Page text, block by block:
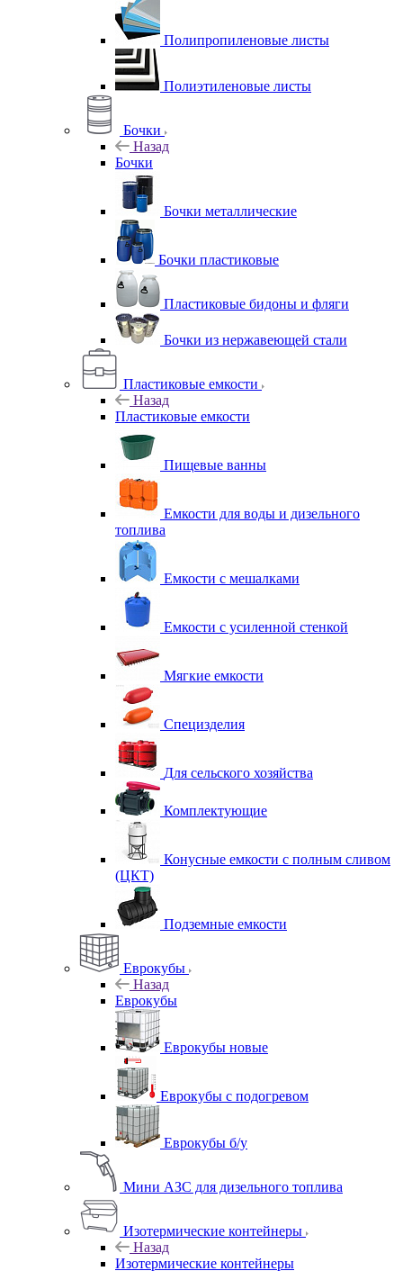
Полипропиленовые листы
Полиэтиленовые листы
Бочки
Назад
Бочки
Бочки металлические
Бочки пластиковые
Пластиковые бидоны и фляги
Бочки из нержавеющей стали
Пластиковые емкости
Назад
Пластиковые емкости
Пищевые ванны
Емкости для воды и дизельного
топлива
Емкости с мешалками
Емкости с усиленной стенкой
Мягкие емкости
Специзделия
Для сельского хозяйства
Комплектующие
Конусные емкости с полным сливом
(ЦКТ)
Подземные емкости
Еврокубы
Назад
Еврокубы
Еврокубы новые
Еврокубы с подогревом
Еврокубы б/у
Мини АЗС для дизельного топлива
Изотермические контейнеры
Назад
Изотермические контейнеры